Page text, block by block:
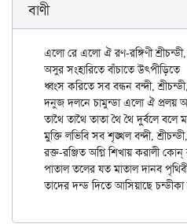
বাণী
এলো রে এলো ঐ রণ-রঙ্গিণী
অসুর সংহারিতে বাঁচাতে উৎপীড়িতে
ধ্বংস করিতে সব বন্ধন বন্দী,
দনুজ দলনে চামুন্ডা এলো ঐ প্রলয়
তাথৈ তাথৈ তাতা থৈ থৈ দুর্বলে বলে
মুক্তি লভিবি সব শৃঙ্খল বন্দী,
রক্ত-রঞ্জিত অগ্নি শিখায় করালী কোন্
পাতাল তলের যত মাতাল দানব